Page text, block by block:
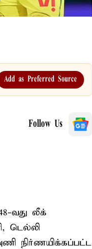
Add as Preferred Source
Follow Us
வது லீக்
டெல்லி
நிர்ணயிக்கப்பட்ட